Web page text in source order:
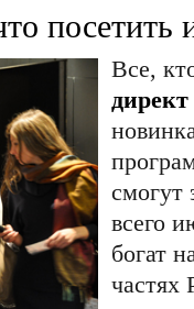
посетить
Все,
директ
смогут
всего
богат
частях